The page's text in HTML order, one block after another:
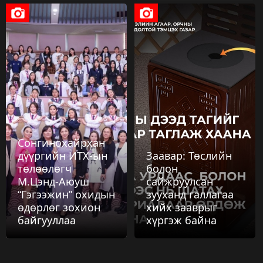
Энэ онд нийслэлд 38.6 км урт явган хүний замыг байгалийн чулуун
хавтангаар тохижуулна
4 сар 7. 11:58
"Би ялсан уу" буюу "UB Robot 2026" /Нийслэл/
4 сар 7. 11:52
Туул голын ай савыг цэвэрлэж, 305.2 тонн хог цэвэрлэсэн байна
4 сар 7. 10:10
Нийслэлийн таван дүүргийн 35 хорооны 51080 өрхийг шингэрүүлсэн
хийн халаалтад шилжүүлнэ
4 сар 3. 12:03
Хот байгуулалт, барилга, орон сууцжуулалтын сайдын албан
даалгавраар Өмнөговь аймагт хяналт шалгалт явуулж байна
4 сар 1. 15:39
Сонгинохайрхан
дүүргийн ИТХ-ын
төлөөлөгч
М.Цэнд-Аюуш
“Гэгээжин” охидын
өдөрлөг зохион
байгууллаа
Заавар: Төслийн
болон
сайжруулсан
зууханд галлагаа
хийх зааврыг
хүргэж байна